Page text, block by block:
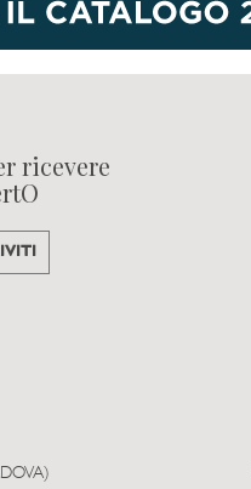
ricevere